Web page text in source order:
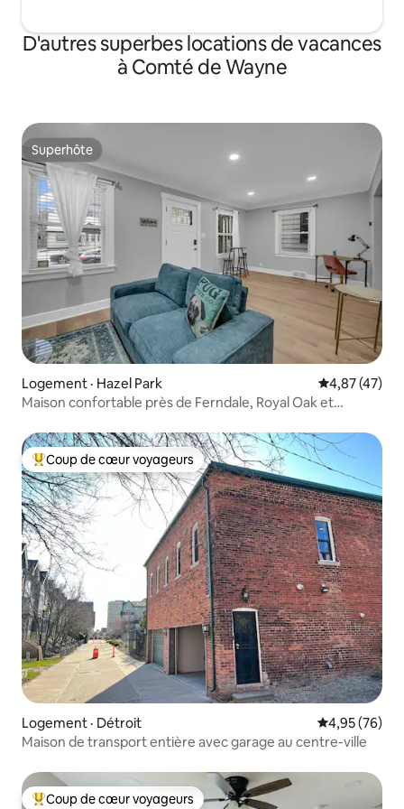
D'autres superbes locations de vacances
à Comté de Wayne
Superhôte
Superhôte
Logement · Hazel Park Note
4,87 (47)
Maison confortable près de Ferndale, Royal Oak et
Coup de cœur voyageurs parmi les plus aimés
Coup de cœur voyageurs
Logement · Détroit Note
4,95 (76)
Maison de transport entière avec garage au centre-ville
Coup de cœur voyageurs